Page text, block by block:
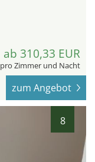
ab 310,33 EUR
pro Zimmer und Nacht
zum Angebot
8